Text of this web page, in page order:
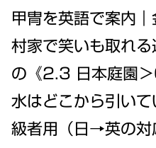
甲冑を英語で案内
村家で笑いも取れる
の《2.3 日本庭園
水はどこから引い
級者用（日→英の対